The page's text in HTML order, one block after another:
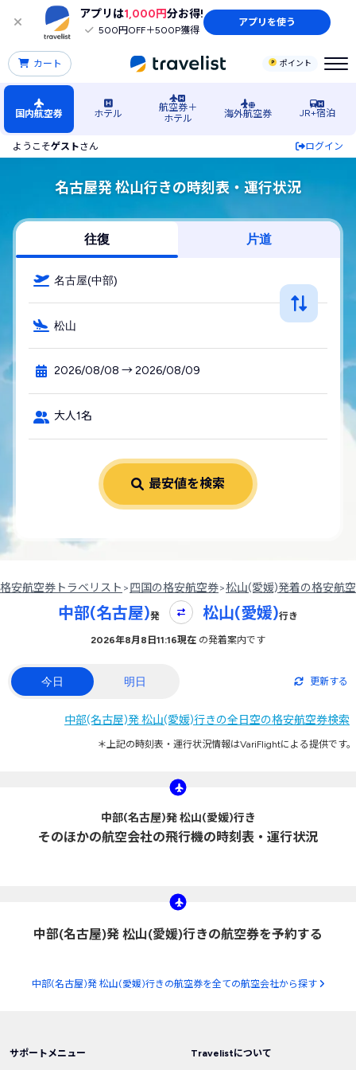
アプリは1,000円分お得!
500円OFF＋500P獲得
アプリを使う
ポイント
カート
国内航空券 ホテル
航空券＋
ホテル
海外航空券 JR+宿泊
ようこそゲストさん ログイン
名古屋発 松山行きの時刻表・運行状況
往復 片道
名古屋(中部)
松山
2026/08/08 → 2026/08/09
大人1名
最安値を検索
格安航空券トラベリスト >四国の格安航空券>松山(愛媛)発着の格安航
中部(名古屋)発 松山(愛媛)行き
2026年8月8日11:16現在 の発着案内です
今日 明日 更新する
中部(名古屋)発 松山(愛媛)行きの全日空の格安航空券検索
＊上記の時刻表・運行状況情報はVariFlightによる提供です。
中部(名古屋)発 松山(愛媛)行き
そのほかの航空会社の飛行機の時刻表・運行状況
中部(名古屋)発 松山(愛媛)行きの航空券を予約する
中部(名古屋)発 松山(愛媛)行きの航空券を全ての航空会社から探す
サポートメニュー Travelistについて